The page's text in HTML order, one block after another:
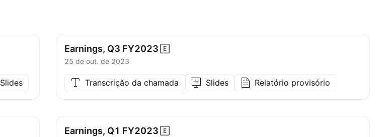
Slides
Earnings, Q3 FY2023
25 de out. de 2023
Transcrição da chamada Slides Relatório provisório
Earnings, Q1 FY2023